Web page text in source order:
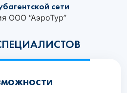
сети
ООО “АэроТур”